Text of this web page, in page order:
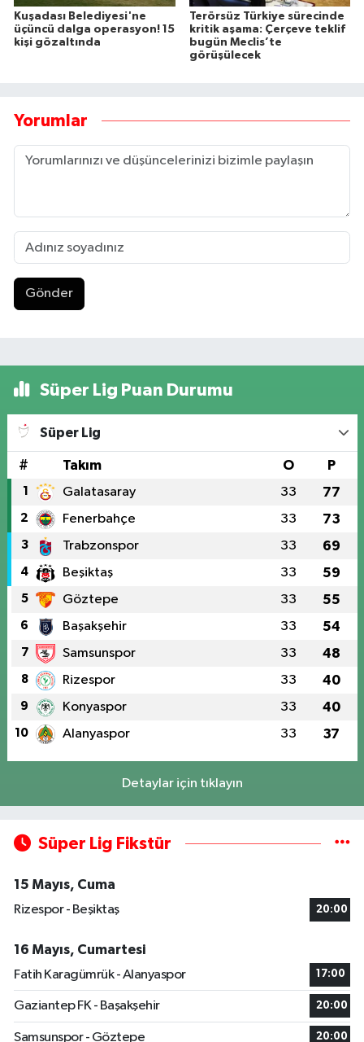
Kuşadası Belediyesi'ne
üçüncü dalga operasyon! 15
kişi gözaltında
Terörsüz Türkiye sürecinde
kritik aşama: Çerçeve teklif
bugün Meclis’te
görüşülecek
Yorumlar
Gönder
Süper Lig Puan Durumu
Süper Lig
# Takım O P
1 Galatasaray 33 77
2 Fenerbahçe 33 73
3 Trabzonspor 33 69
4 Beşiktaş 33 59
5 Göztepe 33 55
6 Başakşehir 33 54
7 Samsunspor 33 48
8 Rizespor 33 40
9 Konyaspor 33 40
10 Alanyaspor 33 37
Detaylar için tıklayın
Süper Lig Fikstür
15 Mayıs, Cuma
Rizespor - Beşiktaş
20:00
16 Mayıs, Cumartesi
Fatih Karagümrük - Alanyaspor
17:00
Gaziantep FK - Başakşehir 20:00
Samsunspor - Göztepe 20:00